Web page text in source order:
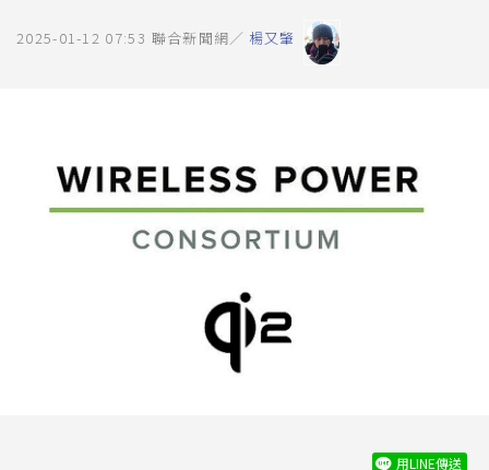
2025-01-12 07:53 聯合新聞網／ 楊又肇
用LINE傳送